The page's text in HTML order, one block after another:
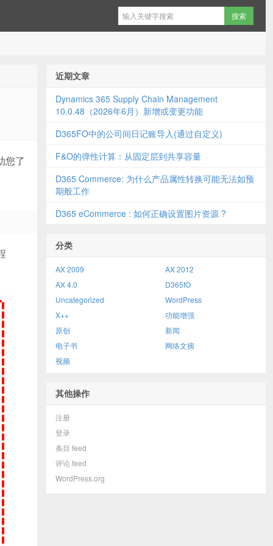
您了
近期文章
Dynamics 365 Supply Chain Management
10.0.48（2026年6月）新增或变更功能
D365FO中的公司间日记账导入(通过自定义)
F&O的弹性计算：从固定层到共享容量
D365 Commerce: 为什么产品属性转换可能无法如预
期般工作
D365 eCommerce : 如何正确设置图片资源 ?
分类
AX 2009
AX 2012
AX 4.0
D365fO
Uncategorized
WordPress
X++
功能增强
原创
新闻
电子书
网络文摘
视频
其他操作
注册
登录
条目 feed
评论 feed
WordPress.org